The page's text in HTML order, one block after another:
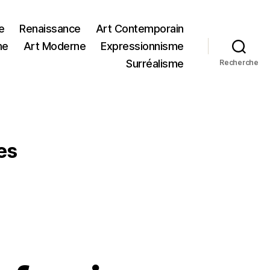
Renaissance
Art Contemporain
Art Moderne
Expressionnisme
Surréalisme
Recherche